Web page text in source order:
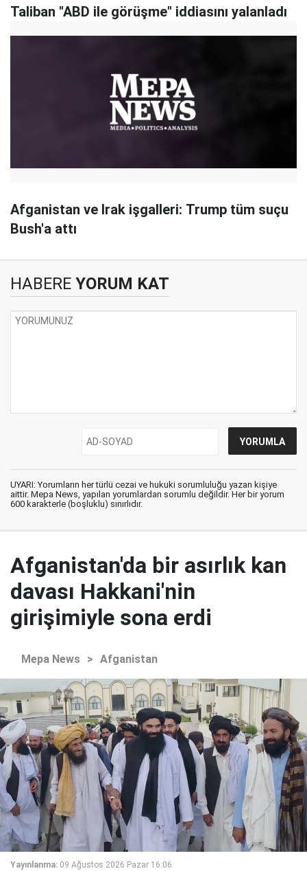
Taliban "ABD ile görüşme" iddiasını yalanladı
Afganistan ve Irak işgalleri: Trump tüm suçu
Bush'a attı
HABERE YORUM KAT
UYARI: Yorumların her türlü cezai ve hukuki sorumluluğu yazan kişiye
aittir. Mepa News, yapılan yorumlardan sorumlu değildir. Her bir yorum
600 karakterle (boşluklu) sınırlıdır.
Afganistan'da bir asırlık kan
davası Hakkani'nin
girişimiyle sona erdi
Mepa News > Afganistan
Yayınlanma: 09 Ağustos 2026 Pazar 16:06